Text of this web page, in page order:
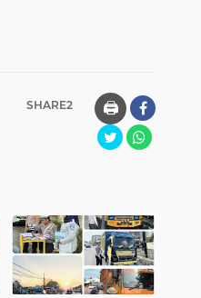
SHARE2 🖨️